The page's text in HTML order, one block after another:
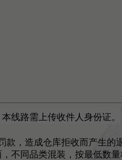
线路需上传收件人身份证。
，造成仓库拒收而产生的
不同品类混装，按最低数